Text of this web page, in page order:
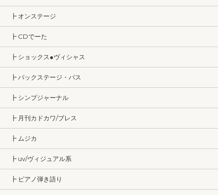
┣ オンステージ
┣ CDでーた
┣ ショックス●ヴィシャス
┣ バックステージ・パス
┣ シンプジャーナル
┣ 月刊カドカワ/ブレス
┣ ムジカ
┣ uv/ヴィジュアル系
┣ ピアノ弾き語り